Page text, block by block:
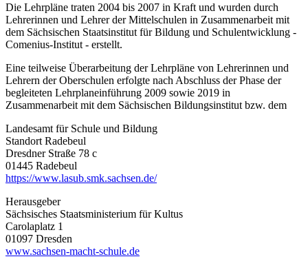
Die Lehrpläne traten 2004 bis 2007 in Kraft und wurden durch
Lehrerinnen und Lehrer der Mittelschulen in Zusammenarbeit mit
dem Sächsischen Staatsinstitut für Bildung und Schulentwicklung -
Comenius-Institut - erstellt.
Eine teilweise Überarbeitung der Lehrpläne von Lehrerinnen und
Lehrern der Oberschulen erfolgte nach Abschluss der Phase der
begleiteten Lehrplaneinführung 2009 sowie 2019 in
Zusammenarbeit mit dem Sächsischen Bildungsinstitut bzw. dem
Landesamt für Schule und Bildung
Standort Radebeul
Dresdner Straße 78 c
01445 Radebeul
https://www.lasub.smk.sachsen.de/
Herausgeber
Sächsisches Staatsministerium für Kultus
Carolaplatz 1
01097 Dresden
www.sachsen-macht-schule.de